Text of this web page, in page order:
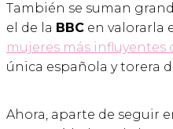
También se suman
el de la BBC en valorarla
mujeres más influyentes
única española y torera
Ahora, aparte de seguir